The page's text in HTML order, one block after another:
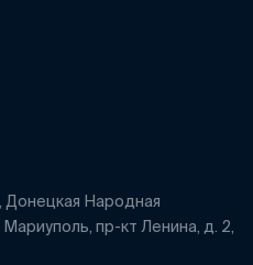
Донецкая Народная
Мариуполь, пр-кт Ленина, д. 2,